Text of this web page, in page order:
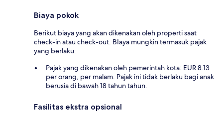
Biaya pokok
Berikut biaya yang akan dikenakan oleh properti saat
check-in atau check-out. BIaya mungkin termasuk pajak
yang berlaku:
Pajak yang dikenakan oleh pemerintah kota: EUR 8.13
per orang, per malam. Pajak ini tidak berlaku bagi anak
berusia di bawah 18 tahun tahun.
Fasilitas ekstra opsional